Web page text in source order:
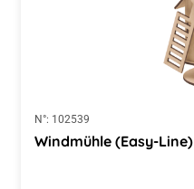
N°: 102539
Windmühle (Easy-Line)